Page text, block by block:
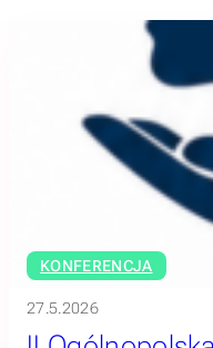
KONFERENCJA
27.5.2026